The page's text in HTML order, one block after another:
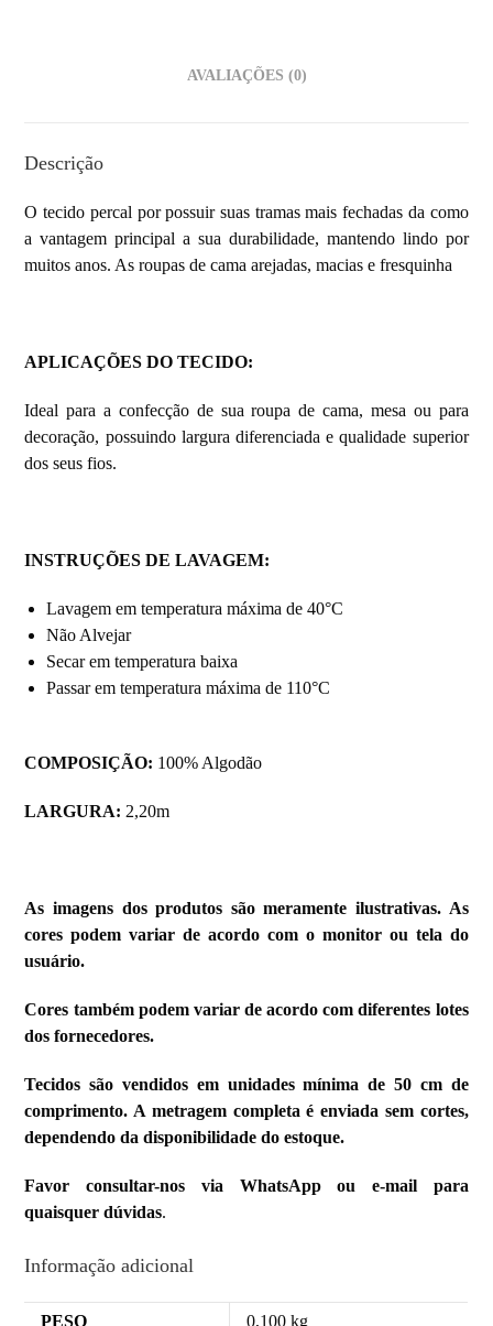
AVALIAÇÕES (0)
Descrição
O tecido percal por possuir suas tramas mais fechadas da como
a vantagem principal a sua durabilidade, mantendo lindo por
muitos anos. As roupas de cama arejadas, macias e fresquinha
APLICAÇÕES DO TECIDO:
Ideal para a confecção de sua roupa de cama, mesa ou para
decoração, possuindo largura diferenciada e qualidade superior
dos seus fios.
INSTRUÇÕES DE LAVAGEM:
Lavagem em temperatura máxima de 40°C
Não Alvejar
Secar em temperatura baixa
Passar em temperatura máxima de 110°C
COMPOSIÇÃO: 100% Algodão
LARGURA: 2,20m
As imagens dos produtos são meramente ilustrativas. As
cores podem variar de acordo com o monitor ou tela do
usuário.
Cores também podem variar de acordo com diferentes lotes
dos fornecedores.
Tecidos são vendidos em unidades mínima de 50 cm de
comprimento. A metragem completa é enviada sem cortes,
dependendo da disponibilidade do estoque.
Favor consultar-nos via WhatsApp ou e-mail para
quaisquer dúvidas.
Informação adicional
PESO 0,100 kg